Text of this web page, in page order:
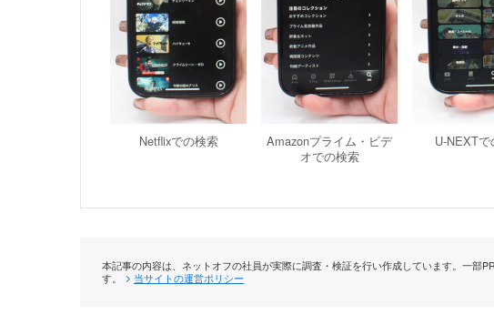
Netflixでの検索
Amazonプライム・ビデ
オでの検索
U-NEXT
本記事の内容は、ネットオフの社員が実際に調査・検証を行い作成しています。一部
す。
当サイトの運営ポリシー